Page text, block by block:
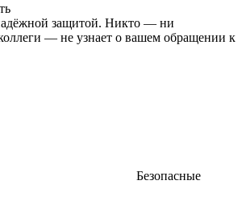
защитой. Никто — ни
— не узнает о вашем обращении к
Безопасные